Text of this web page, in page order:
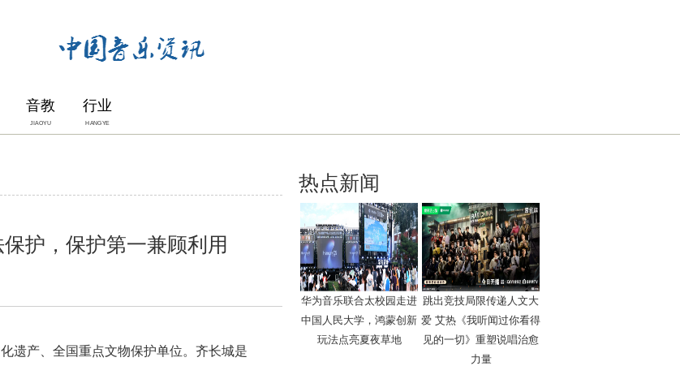
音教
JIAOYU
行业
HANGYE
护，保护第一兼顾利用
、全国重点文物保护单位。齐长城是
热点新闻
华为音乐联合太校园走进
中国人民大学，鸿蒙创新
玩法点亮夏夜草地
跳出竞技局限传递人文大
爱 艾热《我听闻过你看得
见的一切》重塑说唱治愈
力量